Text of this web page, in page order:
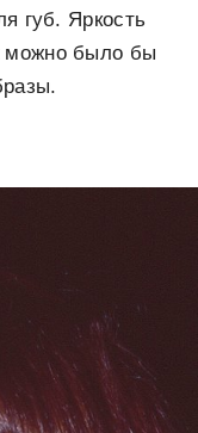
губ. Яркость
можно было бы